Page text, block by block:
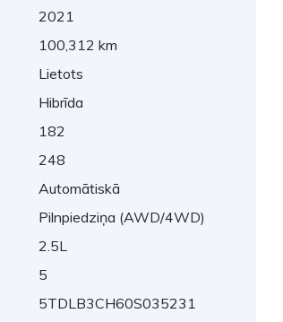
2021
100,312 km
Lietots
Hibrīda
182
248
Automātiskā
Pilnpiedziņa (AWD/4WD)
2.5L
5
5TDLB3CH60S035231